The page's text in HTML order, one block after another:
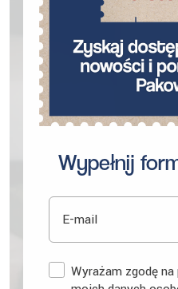
Wypełnij
E-mail
ZgodaWyrażam zgodę